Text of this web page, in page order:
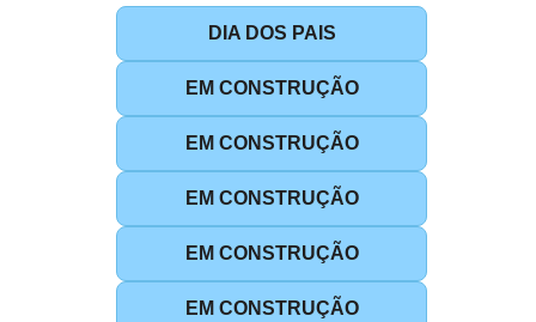
DIA DOS PAIS
EM CONSTRUÇÃO
EM CONSTRUÇÃO
EM CONSTRUÇÃO
EM CONSTRUÇÃO
EM CONSTRUÇÃO